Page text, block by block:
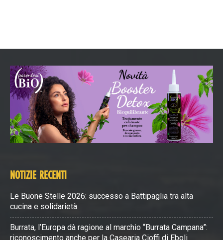
NOTIZIE RECENTI
Le Buone Stelle 2026: successo a Battipaglia tra alta
cucina e solidarietà
Burrata, l’Europa dà ragione al marchio “Burrata Campana”:
riconoscimento anche per la Casearia Cioffi di Eboli